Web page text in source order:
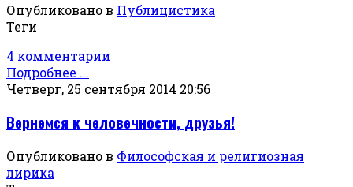
Опубликовано в Публицистика
Теги
4 комментарии
Подробнее ...
Четверг, 25 сентября 2014 20:56
Вернемся к человечности, друзья!
Опубликовано в Философская и религиозная
лирика